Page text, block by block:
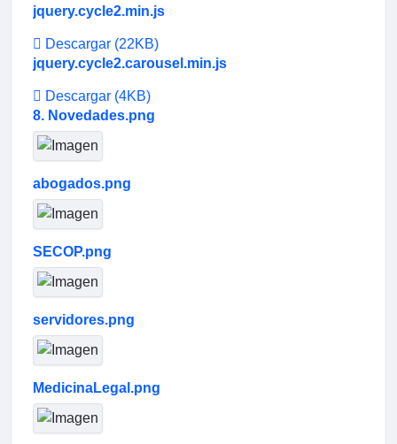
jquery.cycle2.min.js
Descargar (22KB)
jquery.cycle2.carousel.min.js
Descargar (4KB)
8. Novedades.png
abogados.png
SECOP.png
servidores.png
MedicinaLegal.png